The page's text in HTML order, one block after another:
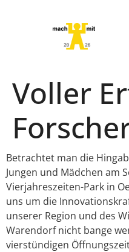
Voller
Betrachtet man die
Jungen und Mädchen am
Vierjahreszeiten-Park in
uns um die
unserer Region und des
Warendorf nicht bange
vierstündigen